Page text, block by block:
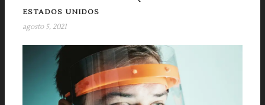
ESTADOS UNIDOS
agosto 5, 2021